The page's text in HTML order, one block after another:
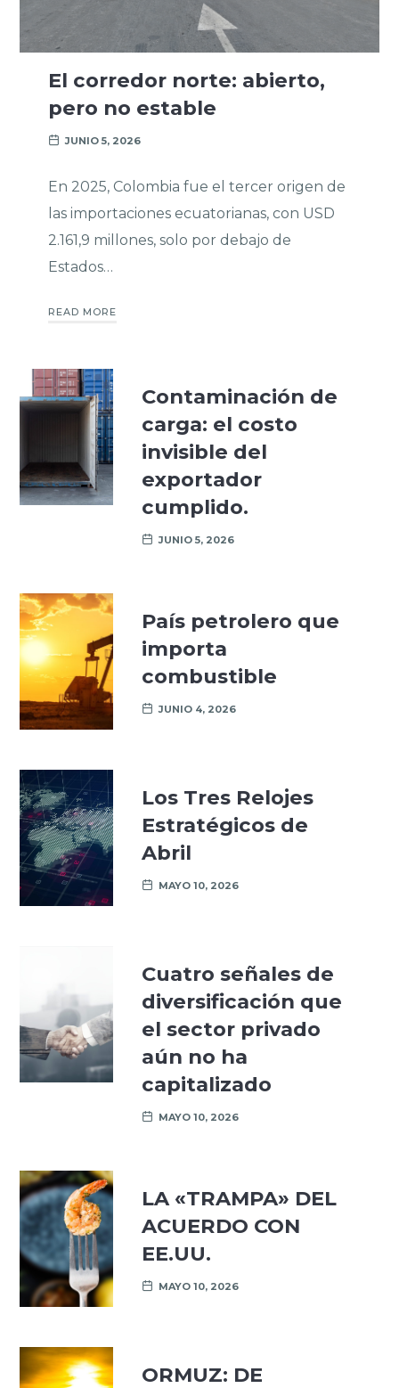
El corredor norte: abierto,
pero no estable
JUNIO 5, 2026
En 2025, Colombia fue el tercer origen de
las importaciones ecuatorianas, con USD
2.161,9 millones, solo por debajo de
Estados…
READ MORE
Contaminación de
carga: el costo
invisible del
exportador
cumplido.
JUNIO 5, 2026
País petrolero que
importa
combustible
JUNIO 4, 2026
Los Tres Relojes
Estratégicos de
Abril
MAYO 10, 2026
Cuatro señales de
diversificación que
el sector privado
aún no ha
capitalizado
MAYO 10, 2026
LA «TRAMPA» DEL
ACUERDO CON
EE.UU.
MAYO 10, 2026
ORMUZ: DE